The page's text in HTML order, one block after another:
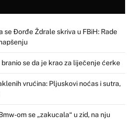
se Đorđe Ždrale skriva u FBiH: Rade
se da je krao za liječenje ćerke
vrućina: Pljuskovi noćas i sutra,
om se „zakucala“ u zid, na nju